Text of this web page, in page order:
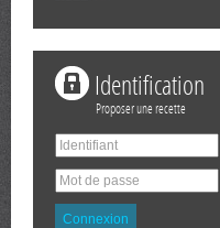
Identification
Proposer une recette
Connexion